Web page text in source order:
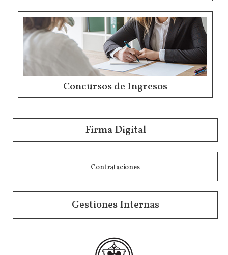
Concursos de Ingresos
Firma Digital
Contrataciones
Gestiones Internas